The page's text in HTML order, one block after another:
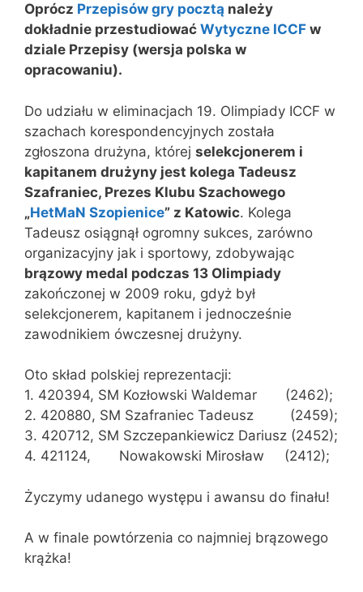
Oprócz Przepisów gry pocztą należy
dokładnie przestudiować Wytyczne ICCF w
dziale Przepisy (wersja polska w
opracowaniu).
Do udziału w eliminacjach 19. Olimpiady ICCF w
szachach korespondencyjnych została
zgłoszona drużyna, której selekcjonerem i
kapitanem drużyny jest kolega Tadeusz
Szafraniec, Prezes Klubu Szachowego
„HetMaN Szopienice” z Katowic. Kolega
Tadeusz osiągnął ogromny sukces, zarówno
organizacyjny jak i sportowy, zdobywając
brązowy medal podczas 13 Olimpiady
zakończonej w 2009 roku, gdyż był
selekcjonerem, kapitanem i jednocześnie
zawodnikiem ówczesnej drużyny.
Oto skład polskiej reprezentacji:
1. 420394, SM Kozłowski Waldemar (2462);
2. 420880, SM Szafraniec Tadeusz (2459);
3. 420712, SM Szczepankiewicz Dariusz (2452);
4. 421124, Nowakowski Mirosław (2412);
Życzymy udanego występu i awansu do finału!
A w finale powtórzenia co najmniej brązowego
krążka!